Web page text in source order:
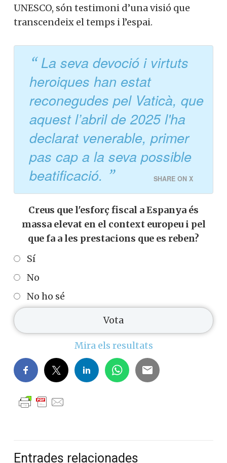
UNESCO, són testimoni d’una visió que
transcendeix el temps i l’espai.
La seva devoció i virtuts
heroiques han estat
reconegudes pel Vaticà, que
aquest l’abril de 2025 l'ha
declarat venerable, primer
pas cap a la seva possible
beatificació.
SHARE ON X
Creus que l'esforç fiscal a Espanya és
massa elevat en el context europeu i pel
que fa a les prestacions que es reben?
Sí
No
No ho sé
Mira els resultats
Entrades relacionades